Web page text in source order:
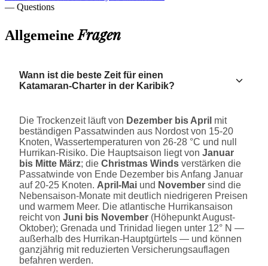
— Questions
AllgemeineFragen
Wann ist die beste Zeit für einen
Katamaran-Charter in der Karibik?
Die Trockenzeit läuft von Dezember bis April mit
beständigen Passatwinden aus Nordost von 15-20
Knoten, Wassertemperaturen von 26-28 °C und null
Hurrikan-Risiko. Die Hauptsaison liegt von Januar
bis Mitte März; die Christmas Winds verstärken die
Passatwinde von Ende Dezember bis Anfang Januar
auf 20-25 Knoten. April-Mai und November sind die
Nebensaison-Monate mit deutlich niedrigeren Preisen
und warmem Meer. Die atlantische Hurrikansaison
reicht von Juni bis November (Höhepunkt August-
Oktober); Grenada und Trinidad liegen unter 12° N —
außerhalb des Hurrikan-Hauptgürtels — und können
ganzjährig mit reduzierten Versicherungsauflagen
befahren werden.